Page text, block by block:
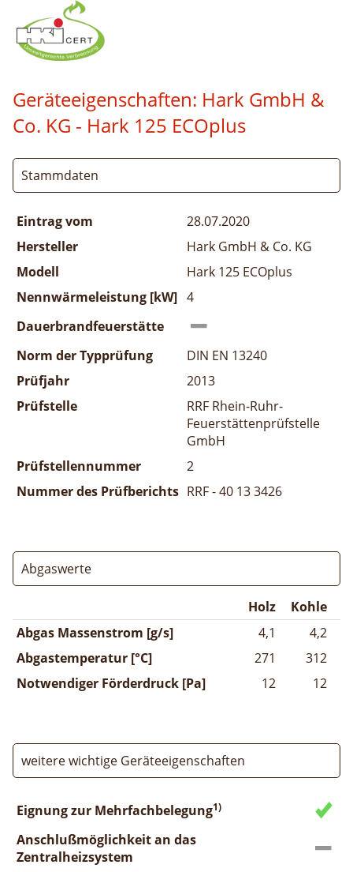
Geräteeigenschaften: Hark GmbH &
Co. KG - Hark 125 ECOplus
Stammdaten
Eintrag vom
28.07.2020
Hersteller
Hark GmbH & Co. KG
Modell
Hark 125 ECOplus
Nennwärmeleistung [kW] 4
Dauerbrandfeuerstätte
Norm der Typprüfung
DIN EN 13240
Prüfjahr
2013
Prüfstelle
RRF Rhein-Ruhr-
Feuerstättenprüfstelle
GmbH
Prüfstellennummer
2
Nummer des Prüfberichts RRF - 40 13 3426
Abgaswerte
Holz
Kohle
Abgas Massenstrom [g/s]
4,1
4,2
Abgastemperatur [°C]
271
312
Notwendiger Förderdruck [Pa]
12 12
weitere wichtige Geräteeigenschaften
Eignung zur Mehrfachbelegung1)
Anschlußmöglichkeit an das
Zentralheizsystem